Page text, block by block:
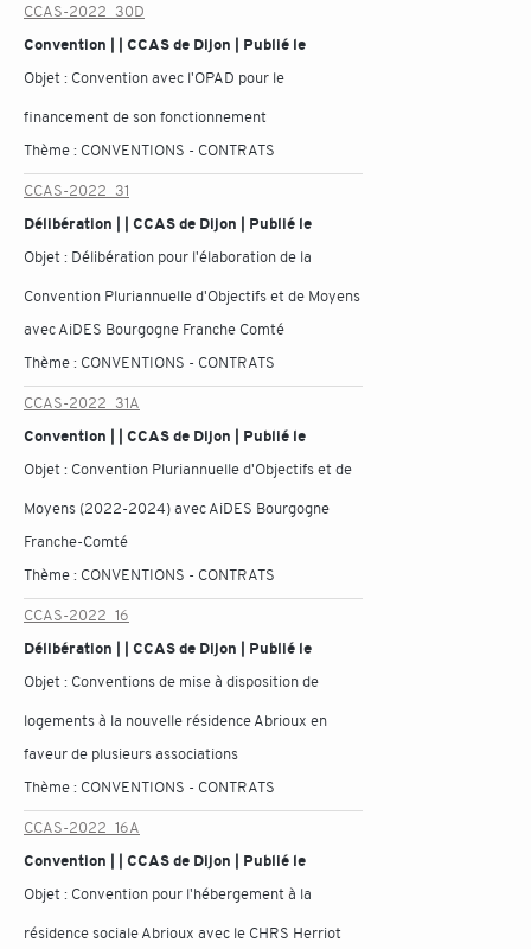
CCAS-2022_30D
Convention | | CCAS de Dijon | Publié le
Objet : Convention avec l'OPAD pour le
financement de son fonctionnement
Thème : CONVENTIONS - CONTRATS
CCAS-2022_31
Délibération | | CCAS de Dijon | Publié le
Objet : Délibération pour l'élaboration de la
Convention Pluriannuelle d'Objectifs et de Moyens
avec AiDES Bourgogne Franche Comté
Thème : CONVENTIONS - CONTRATS
CCAS-2022_31A
Convention | | CCAS de Dijon | Publié le
Objet : Convention Pluriannuelle d'Objectifs et de
Moyens (2022-2024) avec AiDES Bourgogne
Franche-Comté
Thème : CONVENTIONS - CONTRATS
CCAS-2022_16
Délibération | | CCAS de Dijon | Publié le
Objet : Conventions de mise à disposition de
logements à la nouvelle résidence Abrioux en
faveur de plusieurs associations
Thème : CONVENTIONS - CONTRATS
CCAS-2022_16A
Convention | | CCAS de Dijon | Publié le
Objet : Convention pour l'hébergement à la
résidence sociale Abrioux avec le CHRS Herriot